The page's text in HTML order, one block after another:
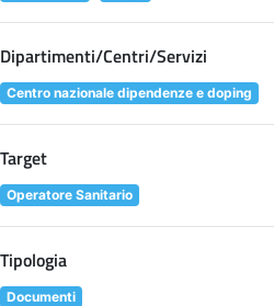
Dipartimenti/Centri/Servizi
Centro nazionale dipendenze e doping
Target
Operatore Sanitario
Tipologia
Documenti